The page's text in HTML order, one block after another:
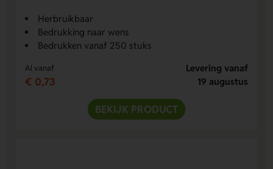
Herbruikbaar
Bedrukking naar wens
Bedrukken vanaf 250 stuks
Al vanaf
€ 0,73
Levering vanaf
19 augustus
BEKIJK PRODUCT